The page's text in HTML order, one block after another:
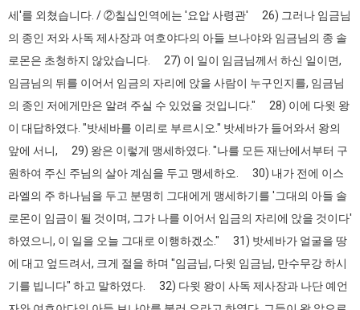
세'를 외쳤습니다. / ②칠십인역에는 '요압 사령관' 26) 그러나 임금님
의 종인 저와 사독 제사장과 여호야다의 아들 브나야와 임금님의 종 솔
로몬은 초청하지 않았습니다. 27) 이 일이 임금님께서 하신 일이면,
임금님의 뒤를 이어서 임금의 자리에 앉을 사람이 누구인지를, 임금님
의 종인 저에게만은 알려 주실 수 있었을 것입니다." 28) 이에 다윗 왕
이 대답하였다. "밧세바를 이리로 부르시오." 밧세바가 들어와서 왕의
앞에 서니, 29) 왕은 이렇게 맹세하였다. "나를 모든 재난에서부터 구
원하여 주신 주님의 살아 계심을 두고 맹세하오. 30) 내가 전에 이스
라엘의 주 하나님을 두고 분명히 그대에게 맹세하기를 '그대의 아들 솔
로몬이 임금이 될 것이며, 그가 나를 이어서 임금의 자리에 앉을 것이다'
하였으니, 이 일을 오늘 그대로 이행하겠소." 31) 밧세바가 얼굴을 땅
에 대고 엎드려서, 크게 절을 하며 "임금님, 다윗 임금님, 만수무강 하시
기를 빕니다" 하고 말하였다. 32) 다윗 왕이 사독 제사장과 나단 예언